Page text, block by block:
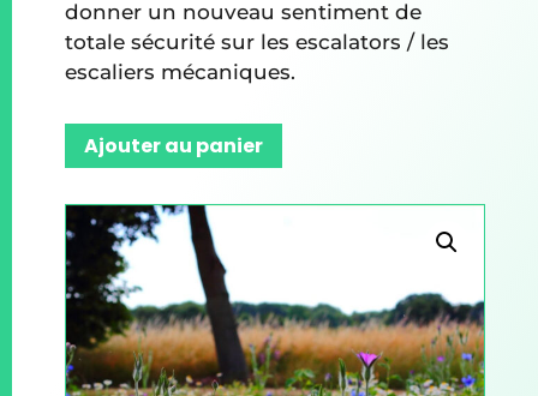
donner un nouveau sentiment de
totale sécurité sur les escalators / les
escaliers mécaniques.
Ajouter au panier